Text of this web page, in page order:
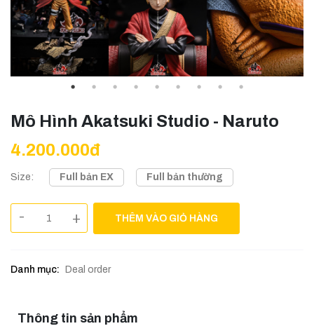
Mô Hình Akatsuki Studio - Naruto
4.200.000đ
Size: Full bản EX Full bản thường
- + THÊM VÀO GIỎ HÀNG
Danh mục: Deal order
Thông tin sản phẩm